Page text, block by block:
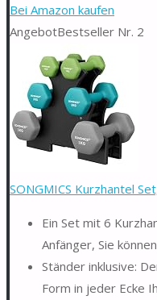
nach:
Bei Amazon kaufen
AngebotBestseller Nr. 2
SONGMICS Kurzhantel
Ein Set mit 6
Anfänger, Sie
Ständer inklusive:
Form in jeder Ecke